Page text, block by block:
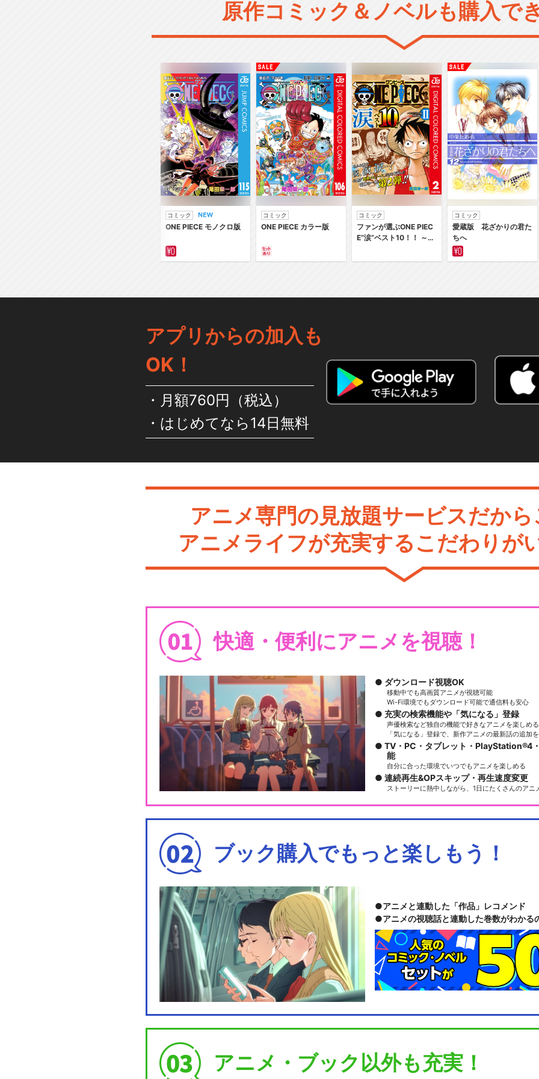
原作コミック＆ノベルも購入で
コミック
ONE PIECE モノクロ版
コミック
ONE PIECE カラー版
コミック
ファンが選ぶONE PIEC
E“涙”ベスト10！！ ～サ
～ カラー版
コミック
愛蔵版 花ざかりの君た
ちへ
アプリからの加入も
OK！
月額760円（税込）
はじめてなら14日無料
アニメ専門の見放題サービスだか
アニメライフが充実するこだわりが
快適・便利にアニメを視聴！
ダウンロード視聴OK
移動中でも高画質アニメが視聴可能
Wi-Fi環境でもダウンロード可能で通信料も安心
充実の検索機能や「気になる」登録
声優検索など独自の機能で好きなアニメを楽しめる
「気になる」登録で、新作アニメの最新話の追加
TV・PC・タブレット・PlayStation®4
能
自分に合った環境でいつでもアニメを楽しめる
連続再生&OPスキップ・再生速度変更
ストーリーに熱中しながら、1日にたくさんのアニ
ブック購入でもっと楽しもう！
アニメと連動した「作品」レコメンド
アニメの視聴話と連動した巻数がわかる
アニメ・ブック以外も充実！